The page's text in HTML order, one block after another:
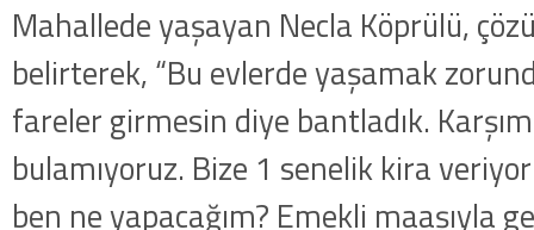
Mahallede yaşayan Necla Köprülü,
belirterek, “Bu evlerde yaşamak
fareler girmesin diye bantladık.
bulamıyoruz. Bize 1 senelik kira
ben ne yapacağım? Emekli maaşıyla